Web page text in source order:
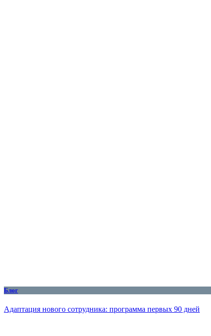
Блог
Адаптация нового сотрудника: программа первых 90 дней